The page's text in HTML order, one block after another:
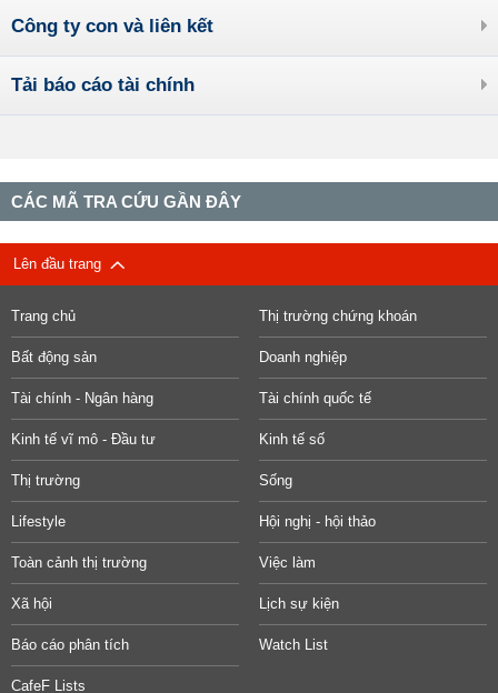
Công ty con và liên kết
Tải báo cáo tài chính
CÁC MÃ TRA CỨU GẦN ĐÂY
Lên đầu trang
Trang chủ
Bất động sản
Tài chính - Ngân hàng
Kinh tế vĩ mô - Đầu tư
Thị trường
Lifestyle
Toàn cảnh thị trường
Xã hội
Báo cáo phân tích
CafeF Lists
Thị trường chứng khoán
Doanh nghiệp
Tài chính quốc tế
Kinh tế số
Sống
Hội nghị - hội thảo
Việc làm
Lịch sự kiện
Watch List